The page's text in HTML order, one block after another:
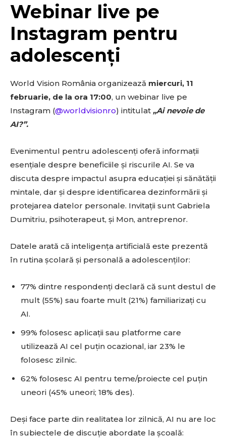
Webinar live pe
Instagram pentru
adolescenți
World Vision România organizează miercuri, 11
februarie, de la ora 17:00, un webinar live pe
Instagram (@worldvisionro) intitulat „Ai nevoie de
AI?”.
Evenimentul pentru adolescenți oferă informații
esențiale despre beneficiile și riscurile AI. Se va
discuta despre impactul asupra educației și sănătății
mintale, dar și despre identificarea dezinformării și
protejarea datelor personale. Invitații sunt Gabriela
Dumitriu, psihoterapeut, și Mon, antreprenor.
Datele arată că inteligența artificială este prezentă
în rutina școlară și personală a adolescenților:
77% dintre respondenți declară că sunt destul de
mult (55%) sau foarte mult (21%) familiarizați cu
AI.
99% folosesc aplicații sau platforme care
utilizează AI cel puțin ocazional, iar 23% le
folosesc zilnic.
62% folosesc AI pentru teme/proiecte cel puțin
uneori (45% uneori; 18% des).
Deși face parte din realitatea lor zilnică, AI nu are loc
în subiectele de discuție abordate la școală: